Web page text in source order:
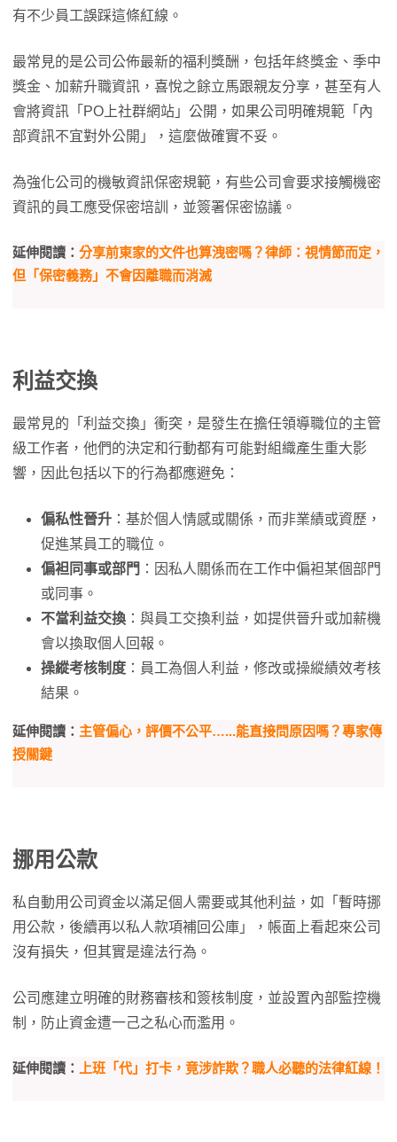
有不少員工誤踩這條紅線。
最常見的是公司公佈最新的福利獎酬，包括年終獎金、季中
獎金、加薪升職資訊，喜悅之餘立馬跟親友分享，甚至有人
會將資訊「PO上社群網站」公開，如果公司明確規範「內
部資訊不宜對外公開」，這麼做確實不妥。
為強化公司的機敏資訊保密規範，有些公司會要求接觸機密
資訊的員工應受保密培訓，並簽署保密協議。
延伸閱讀： 分享前東家的文件也算洩密嗎？律師：視情節而定，
但「保密義務」不會因離職而消滅
利益交換
最常見的「利益交換」衝突，是發生在擔任領導職位的主管
級工作者，他們的決定和行動都有可能對組織產生重大影
響，因此包括以下的行為都應避免：
偏私性晉升 ：基於個人情感或關係，而非業績或資歷，
促進某員工的職位。
偏袒同事或部門 ：因私人關係而在工作中偏袒某個部門
或同事。
不當利益交換 ：與員工交換利益，如提供晉升或加薪機
會以換取個人回報。
操縱考核制度 ：員工為個人利益，修改或操縱績效考核
結果。
延伸閱讀： 主管偏心，評價不公平…...能直接問原因嗎？專家傳
授關鍵
挪用公款
私自動用公司資金以滿足個人需要或其他利益，如「暫時挪
用公款，後續再以私人款項補回公庫」，帳面上看起來公司
沒有損失，但其實是違法行為。
公司應建立明確的財務審核和簽核制度，並設置內部監控機
制，防止資金遭一己之私心而濫用。
延伸閱讀： 上班「代」打卡，竟涉詐欺？職人必聽的法律紅線！